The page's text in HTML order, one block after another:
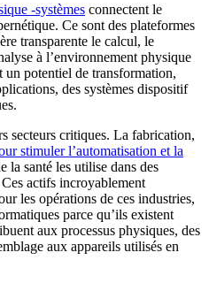
-systèmes connectent le
Ce sont des plateformes
transparente le calcul, le
à l’environnement physique
un potentiel de transformation,
des systèmes dispositif
secteurs critiques. La fabrication,
stimuler l’automatisation et la
la santé les utilise dans des
actifs incroyablement
les opérations de ces industries,
parce qu’ils existent
aux processus physiques, des
aux appareils utilisés en